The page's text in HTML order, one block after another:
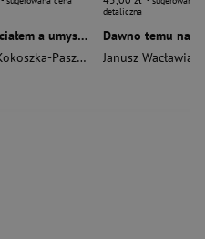
Między ciałem a umysłem
Janina Kokoszka-Paszkot
Piotr Wierzbiński
detaliczna
Janusz Wacławiak